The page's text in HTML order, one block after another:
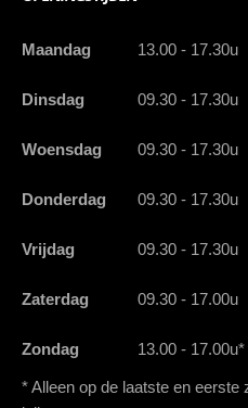
Maandag 13.00 - 17.30u
Dinsdag 09.30 - 17.30u
Woensdag 09.30 - 17.30u
Donderdag 09.30 - 17.30u
Vrijdag 09.30 - 17.30u
Zaterdag 09.30 - 17.00u
Zondag 13.00 - 17.00u*
* Alleen op de laatste en eerste